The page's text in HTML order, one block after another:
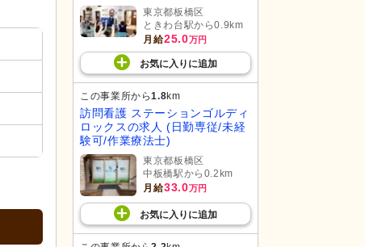
東京都板橋区
ときわ台駅から0.9km
月給25.0万円
お気に入り に追加
この事業所から1.8km
訪問看護 ステーションゴルディ
ロックスの求人 (日勤専従/未経
験可/作業療法士)
東京都板橋区
中板橋駅から0.2km
月給33.0万円
お気に入り に追加